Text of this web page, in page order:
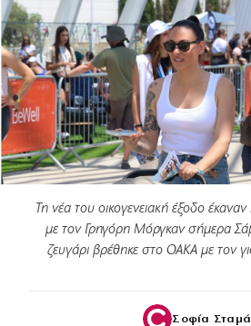
Τη νέα του οικογενειακή έξοδο
με τον Γρηγόρη Μόργκαν σήμερα
ζευγάρι βρέθηκε στο ΟΑΚΑ με τον
Σοφία